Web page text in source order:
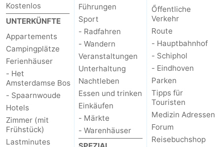
Kostenlos
UNTERKÜNFTE
Appartements
Campingplätze
Ferienhäuser
- Het
Amsterdamse Bos
- Spaarnwoude
Hotels
Zimmer (mit
Frühstück)
Lastminutes
Führungen
Sport
- Radfahren
- Wandern
Veranstaltungen
Unterhaltung
Nachtleben
Essen und trinken
Einkäufen
- Märkte
- Warenhäuser
Őffentliche
Verkehr
Route
- Hauptbahnhof
- Schiphol
- Eindhoven
Parken
Tipps für
Touristen
Medizin Adressen
Forum
Reisebuchshop